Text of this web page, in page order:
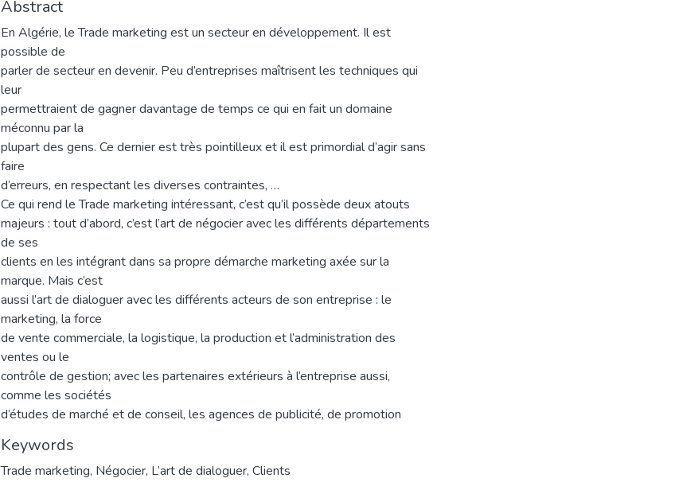
Abstract
En Algérie, le Trade marketing est un secteur en développement. Il est
possible de
parler de secteur en devenir. Peu d’entreprises maîtrisent les techniques qui
leur
permettraient de gagner davantage de temps ce qui en fait un domaine
méconnu par la
plupart des gens. Ce dernier est très pointilleux et il est primordial d’agir sans
faire
d’erreurs, en respectant les diverses contraintes, …
Ce qui rend le Trade marketing intéressant, c’est qu’il possède deux atouts
majeurs : tout d’abord, c’est l’art de négocier avec les différents départements
de ses
clients en les intégrant dans sa propre démarche marketing axée sur la
marque. Mais c’est
aussi l’art de dialoguer avec les différents acteurs de son entreprise : le
marketing, la force
de vente commerciale, la logistique, la production et l’administration des
ventes ou le
contrôle de gestion; avec les partenaires extérieurs à l’entreprise aussi,
comme les sociétés
d’études de marché et de conseil, les agences de publicité, de promotion
Keywords
Trade marketing, Négocier, L’art de dialoguer, Clients